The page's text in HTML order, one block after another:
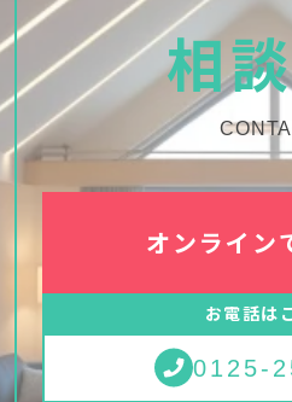
相
オンライン
お電話は
0125-